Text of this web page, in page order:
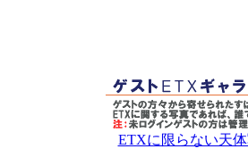
ETXに限らない天